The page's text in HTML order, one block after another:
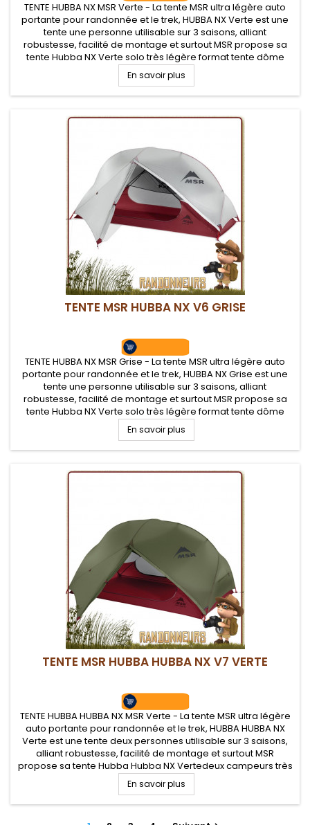
TENTE HUBBA NX MSR Verte - La tente MSR ultra légère auto
portante pour randonnée et le trek, HUBBA NX Verte est une
tente une personne utilisable sur 3 saisons, alliant
robustesse, facilité de montage et surtout MSR propose sa
tente Hubba NX Verte solo très légère format tente dôme
avec coutures étanches et bonne ventilation intérieure grâce
à son tissu...
En savoir plus
TENTE MSR HUBBA NX V6 GRISE
TENTE HUBBA NX MSR Grise - La tente MSR ultra légère auto
portante pour randonnée et le trek, HUBBA NX Grise est une
tente une personne utilisable sur 3 saisons, alliant
robustesse, facilité de montage et surtout MSR propose sa
tente Hubba NX Verte solo très légère format tente dôme
avec coutures étanches et bonne ventilation intérieure grâce
à son tissu...
En savoir plus
TENTE MSR HUBBA HUBBA NX V7 VERTE
TENTE HUBBA HUBBA NX MSR Verte - La tente MSR ultra légère
auto portante pour randonnée et le trek, HUBBA HUBBA NX
Verte est une tente deux personnes utilisable sur 3 saisons,
alliant robustesse, facilité de montage et surtout MSR
propose sa tente Hubba Hubba NX Vertedeux campeurs très
légère format tente dôme avec coutures étanches, un
habitacle très...
En savoir plus